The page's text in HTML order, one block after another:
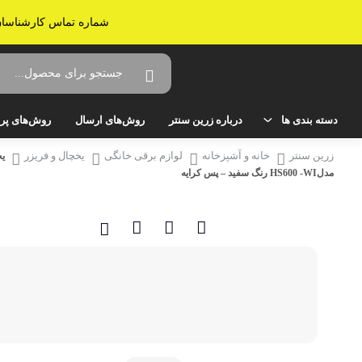
شماره تماس کارشناسان زرین سنتر: 02536638161 - ارسال به سراسر
دسته بندی ها
خانه و آشپزخانه
میز تلویزیون
درباره زرین سنتر روش‌های ارسال روش‌های
زرین سنتر خانه و آشپزخانه لوازم برقی خانگی یخچال و فریزر
مدلHS600 -WI رنگ سفید – پس کرایه